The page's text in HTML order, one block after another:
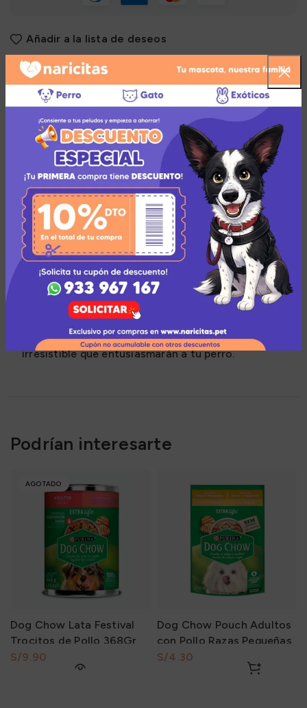
Añadir a la lista de deseos
Zona de cobertura para el envío
Descripción
Las características y ventajas de este producto son:
Elaborados con carne fresca.
Enriquecidos con proteínas.
Ideal para todas las razas de perros.
Son deliciosos trocitos en forma de tira de asado.
Con rico sabor a carne a la parrilla y un aroma
irresistible que entusiasmarán a tu perro.
Podrían interesarte
AGOTADO
Dog Chow Lata Festival
Trocitos de Pollo 368Gr
S/
Dog Chow Pouch Adultos
con Pollo Razas Pequeñas
100Gr
S/